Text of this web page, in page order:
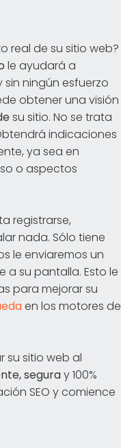
real de su sitio web?
le ayudará a
ningún esfuerzo
obtener una visión
su sitio. No se trata
indicaciones
ya sea en
o aspectos
registrarse,
nada. Sólo tiene
le enviaremos un
su pantalla. Esto le
para mejorar su
en los motores de
su sitio web al
seguray 100%
SEO y comience